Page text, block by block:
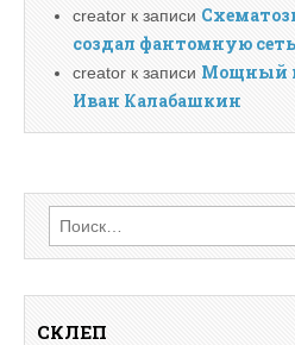
creator к записи
создал фантомную
creator к записи Мощный
Иван Калабашкин
Найти:
СКЛЕП